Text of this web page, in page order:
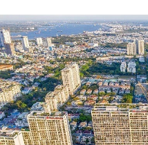
THỂ THAO
GIÁO DỤC
Y TẾ
KHOA HỌC - CÔNG NGHỆ